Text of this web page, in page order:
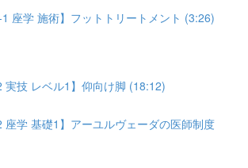
1 座学 施術】フットトリートメント (3:26)
実技 レベル1】仰向け脚 (18:12)
座学 基礎1】アーユルヴェーダの医師制度